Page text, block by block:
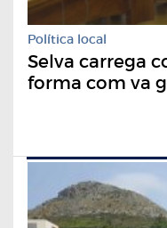
Política local
Selva carrega
forma com va